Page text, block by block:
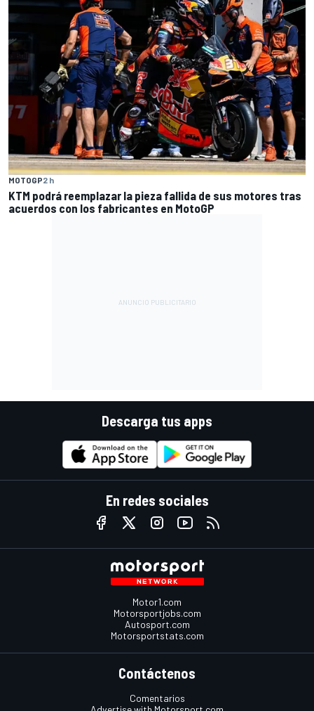
MOTOGP2 h
KTM podrá reemplazar la pieza fallida de sus motores tras
acuerdos con los fabricantes en MotoGP
Descarga tus apps
En redes sociales
Motor1.com
Motorsportjobs.com
Autosport.com
Motorsportstats.com
Contáctenos
Comentarios